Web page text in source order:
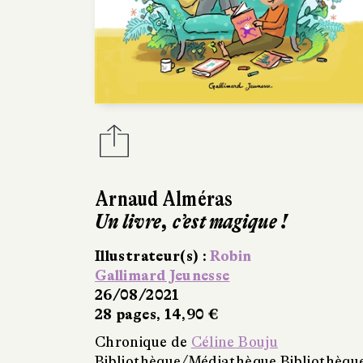
Arnaud Alméras
Un livre, c’est magique !
Illustrateur(s) :Robin
Gallimard Jeunesse
26/08/2021
28 pages, 14,90 €
Chronique de Céline Bouju